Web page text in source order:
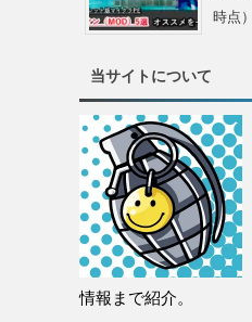
時点）
当サイトについて
情報まで紹介。